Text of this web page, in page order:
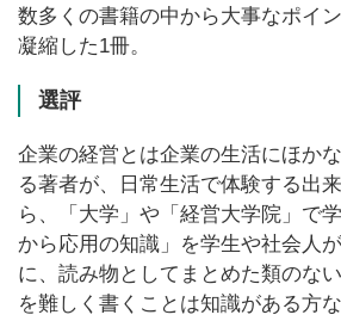
数多くの書籍の中から大事なポイ
凝縮した1冊。
選評
企業の経営とは企業の生活にほか
る著者が、日常生活で体験する出
ら、「大学」や「経営大学院」で
から応用の知識」を学生や社会人
に、読み物としてまとめた類のな
を難しく書くことは知識がある方